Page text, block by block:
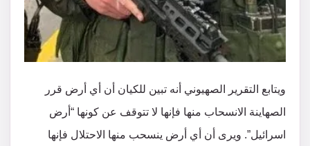
ويتابع التقرير الصهيوني أنه تبين للكيان أن أي أرض قرر
الصهاينة الانسحاب منها فإنها لا تتوقف عن كونها “أرض
اسرائيل”. ويرى أن أي أرض ينسحب منها الاحتلال فإنها